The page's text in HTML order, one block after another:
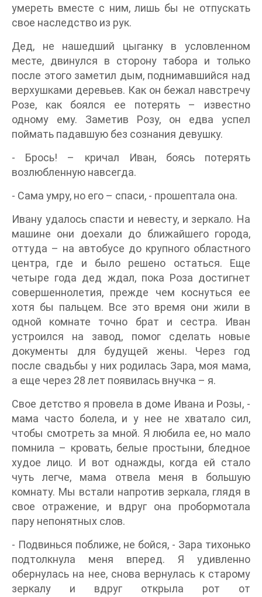
умереть вместе с ним, лишь бы не отпускать
свое наследство из рук.
Дед, не нашедший цыганку в условленном
месте, двинулся в сторону табора и только
после этого заметил дым, поднимавшийся над
верхушками деревьев. Как он бежал навстречу
Розе, как боялся ее потерять – известно
одному ему. Заметив Розу, он едва успел
поймать падавшую без сознания девушку.
- Брось! – кричал Иван, боясь потерять
возлюбленную навсегда.
- Сама умру, но его – спаси, - прошептала она.
Ивану удалось спасти и невесту, и зеркало. На
машине они доехали до ближайшего города,
оттуда – на автобусе до крупного областного
центра, где и было решено остаться. Еще
четыре года дед ждал, пока Роза достигнет
совершеннолетия, прежде чем коснуться ее
хотя бы пальцем. Все это время они жили в
одной комнате точно брат и сестра. Иван
устроился на завод, помог сделать новые
документы для будущей жены. Через год
после свадьбы у них родилась Зара, моя мама,
а еще через 28 лет появилась внучка – я.
Свое детство я провела в доме Ивана и Розы, -
мама часто болела, и у нее не хватало сил,
чтобы смотреть за мной. Я любила ее, но мало
помнила – кровать, белые простыни, бледное
худое лицо. И вот однажды, когда ей стало
чуть легче, мама отвела меня в большую
комнату. Мы встали напротив зеркала, глядя в
свое отражение, и вдруг она пробормотала
пару непонятных слов.
- Подвинься поближе, не бойся, - Зара тихонько
подтолкнула меня вперед. Я удивленно
обернулась на нее, снова вернулась к старому
зеркалу и вдруг открыла рот от